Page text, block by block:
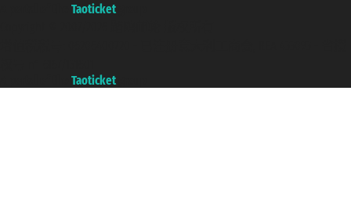
Taoticket
Taoticket